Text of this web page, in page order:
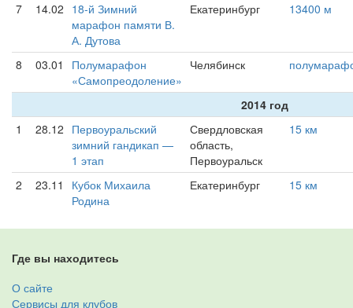
7 14.02 18-й Зимний
марафон памяти В.
А. Дутова
Екатеринбург 13400 м
8 03.01
Полумарафон
«Самопреодоление»
Челябинск
2014 год
1
28.12 Первоуральский
зимний гандикап —
1 этап
Свердловская
область,
Первоуральск
15 км
2 23.11
Кубок Михаила
Родина
Екатеринбург 15 км
Где вы находитесь
О сайте
Сервисы для клубов